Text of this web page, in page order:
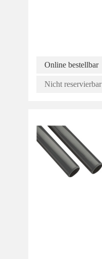
Online bestellbar
Nicht reservierbar